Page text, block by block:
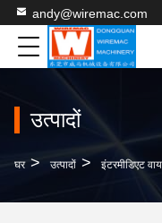
andy@wiremac.com
उत्पादों
घर > उत्पादों > इंटरमीडिएट